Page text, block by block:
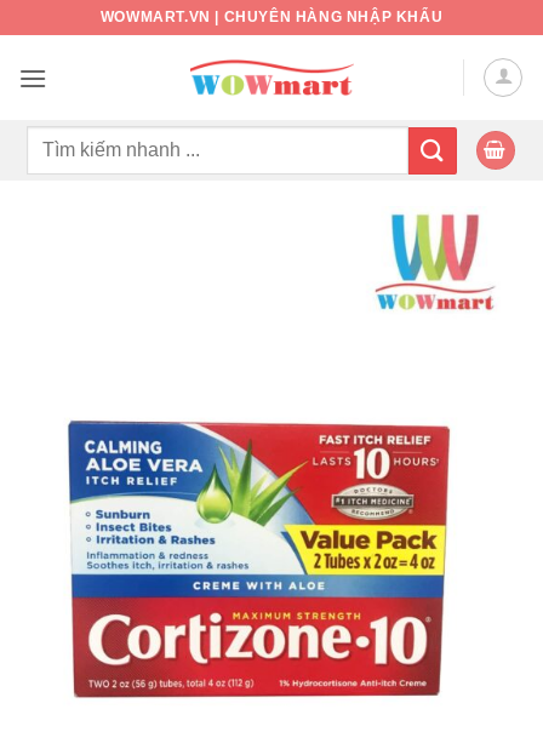
nội
WOWMART.VN | CHUYÊN HÀNG NHẬP KHẨU
Tìm